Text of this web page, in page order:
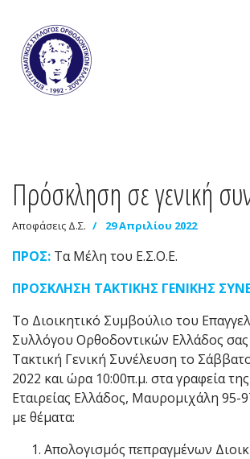
Πρόσκληση σε γενική
Αποφάσεις Δ.Σ. 29 Απριλίου 2022
ΠΡΟΣ: Τα Μέλη του Ε.Σ.Ο.Ε.
ΠΡΟΣΚΛΗΣΗ ΤΑΚΤΙΚΗΣ ΓΕΝΙΚΗΣ
Το Διοικητικό Συμβούλιο του
Συλλόγου Ορθοδοντικών Ελλάδος
Τακτική Γενική Συνέλευση το
2022 και ώρα 10:00π.μ. στα γραφεία
Εταιρείας Ελλάδος, Μαυρομιχάλη 95-
με θέματα:
Απολογισμός πεπραγμένων